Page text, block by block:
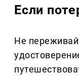
Если
Не